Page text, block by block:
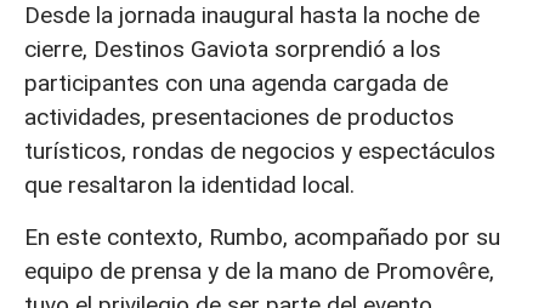
Desde la jornada inaugural hasta la noche de
cierre, Destinos Gaviota sorprendió a los
participantes con una agenda cargada de
actividades, presentaciones de productos
turísticos, rondas de negocios y espectáculos
que resaltaron la identidad local.
En este contexto, Rumbo, acompañado por su
equipo de prensa y de la mano de Promovêre,